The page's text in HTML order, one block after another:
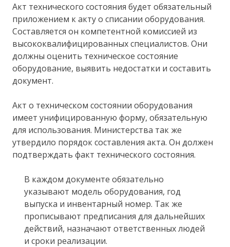
Акт технического состояния будет обязательный
приложением к акту о списании оборудования.
Составляется он компетентной комиссией из
высококвалифицированных специалистов. Они
должны оценить техническое состояние
оборудование, выявить недостатки и составить
документ.
Акт о техническом состоянии оборудования
имеет унифицированную форму, обязательную
для использования. Министерства так же
утвердило порядок составления акта. Он должен
подтверждать факт технического состояния.
В каждом документе обязательно
указывают модель оборудования, год
выпуска и инвентарный номер. Так же
прописывают предписания для дальнейших
действий, назначают ответственных людей
и сроки реализации.